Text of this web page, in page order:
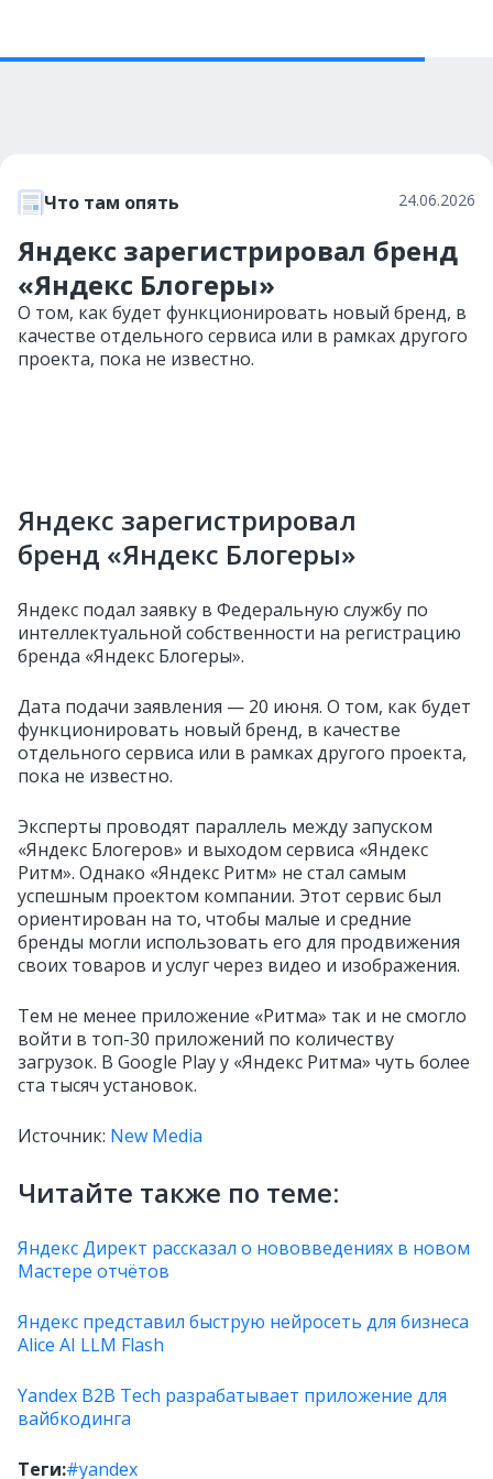
Что там опять 24.06.2026
Яндекс зарегистрировал бренд
«Яндекс Блогеры»
О том, как будет функционировать новый бренд, в
качестве отдельного сервиса или в рамках другого
проекта, пока не известно.
Яндекс зарегистрировал
бренд «Яндекс Блогеры»
Яндекс подал заявку в Федеральную службу по
интеллектуальной собственности на регистрацию
бренда «Яндекс Блогеры».
Дата подачи заявления — 20 июня. О том, как будет
функционировать новый бренд, в качестве
отдельного сервиса или в рамках другого проекта,
пока не известно.
Эксперты проводят параллель между запуском
«Яндекс Блогеров» и выходом сервиса «Яндекс
Ритм». Однако «Яндекс Ритм» не стал самым
успешным проектом компании. Этот сервис был
ориентирован на то, чтобы малые и средние
бренды могли использовать его для продвижения
своих товаров и услуг через видео и изображения.
Тем не менее приложение «Ритма» так и не смогло
войти в топ-30 приложений по количеству
загрузок. В Google Play у «Яндекс Ритма» чуть более
ста тысяч установок.
Источник: New Media
Читайте также по теме:
Яндекс Директ рассказал о нововведениях в новом
Мастере отчётов
Яндекс представил быструю нейросеть для бизнеса
Alice AI LLM Flash
Yandex B2B Tech разрабатывает приложение для
вайбкодинга
Теги:#yandex